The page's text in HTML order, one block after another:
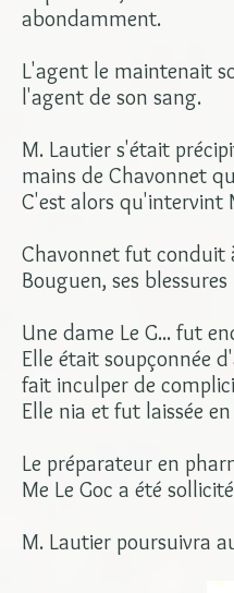
abondamment.
L'agent le maintenait
l'agent de son sang.
M. Lautier s'était
mains de Chavonnet
C'est alors qu'intervint
Chavonnet fut conduit
Bouguen, ses
Une dame Le G... fut
Elle était soupçonnée
fait inculper de
Elle nia et fut laissée
Le préparateur en
Me Le Goc a été
M. Lautier poursuivra